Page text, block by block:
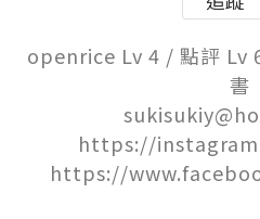
openrice Lv 4 / 點評 Lv
書
https://
https://